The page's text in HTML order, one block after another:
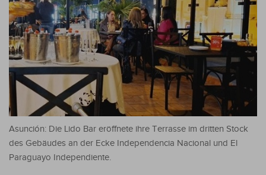
Asunción: Die Lido Bar eröffnete ihre Terrasse im dritten Stock
des Gebäudes an der Ecke Independencia Nacional und El
Paraguayo Independiente.